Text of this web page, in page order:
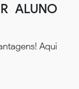
ALUNO
Aqui